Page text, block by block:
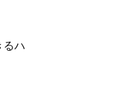
るハ